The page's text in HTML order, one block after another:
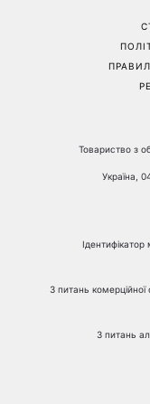
Товариство з
Україна,
Ідентифікатор
З питань
З питань